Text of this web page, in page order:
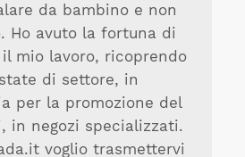
da bambino e non
Ho avuto la fortuna di
mio lavoro, ricoprendo
di settore, in
per la promozione del
in negozi specializzati.
voglio trasmettervi